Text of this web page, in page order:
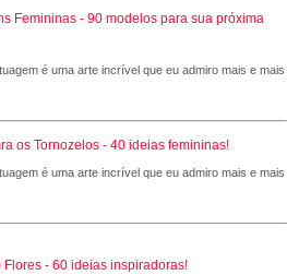
Femininas - 90 modelos para sua próxima
é uma arte incrível que eu admiro mais e mais
os Tornozelos - 40 ideias femininas!
é uma arte incrível que eu admiro mais e mais
Flores - 60 ideias inspiradoras!